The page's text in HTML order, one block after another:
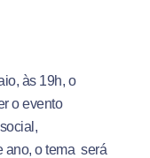
às 19h, o
o evento
ano, o tema será